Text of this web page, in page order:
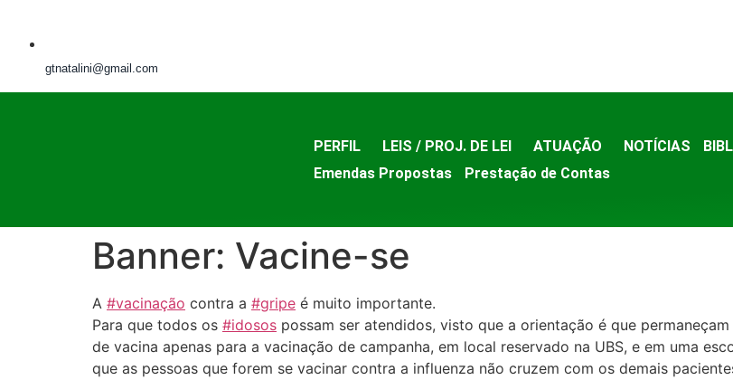
gtnatalini@gmail.com
PERFIL LEIS / PROJ. DE LEI ATUAÇÃO NOTÍCIAS
Emendas Propostas
Prestação de Contas
Banner: Vacine-se
A #vacinação contra a #gripe é muito importante.
Para que todos os #idosos possam ser atendidos, visto que a orientação é que
de vacina apenas para a vacinação de campanha, em local reservado na UBS, e em uma
que as pessoas que forem se vacinar contra a influenza não cruzem com os demais